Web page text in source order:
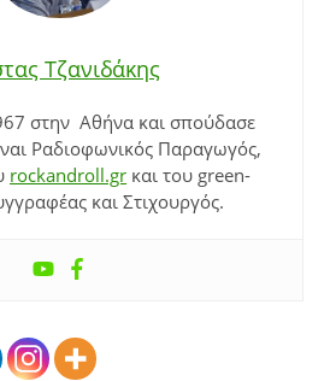
Τζανιδάκης
στην Αθήνα και σπούδασε
Ραδιοφωνικός Παραγωγός,
rockandroll.gr και του green-
και Στιχουργός.